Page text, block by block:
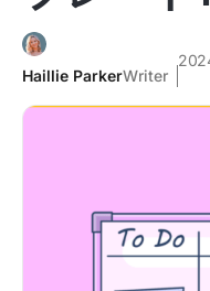
Haillie ParkerWriter